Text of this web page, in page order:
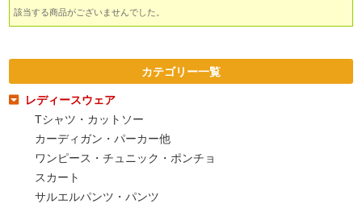
該当する商品がございませんでした。
カテゴリー一覧
レディースウェア
Tシャツ・カットソー
カーディガン・パーカー他
ワンピース・チュニック・ポンチョ
スカート
サルエルパンツ・パンツ